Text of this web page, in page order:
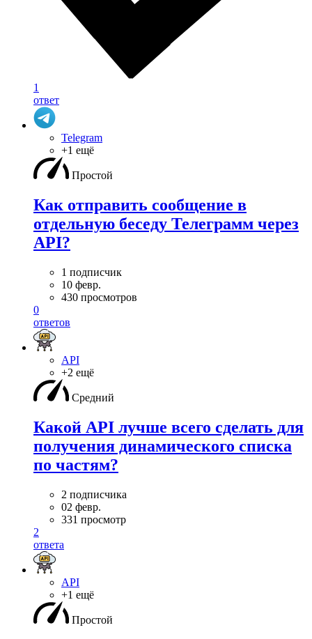
1
ответ
Telegram
+1 ещё
Простой
Как отправить сообщение в
отдельную беседу Телеграмм через
API?
1 подписчик
10 февр.
430 просмотров
0
ответов
API
+2 ещё
Средний
Какой API лучше всего сделать для
получения динамического списка
по частям?
2 подписчика
02 февр.
331 просмотр
2
ответа
API
+1 ещё
Простой